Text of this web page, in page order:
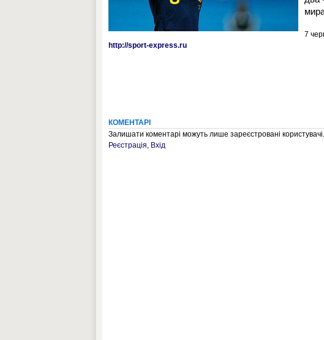
7
http://sport-express.ru
КОМЕНТАРІ
Залишати коментарі можуть лише зареєстровані користувачі.
Реєстрація, Вхід